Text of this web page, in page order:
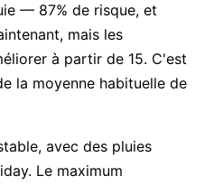
— 87% de risque, et
mais les
à partir de 15. C'est
la moyenne habituelle de
avec des pluies
Le maximum